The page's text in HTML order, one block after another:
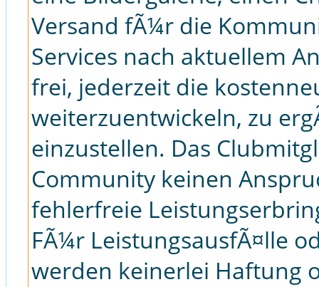
Versand fÃ¼r die
Services nach aktuellem
frei, jederzeit die
weiterzuentwickeln, zu
einzustellen. Das
Community keinen
fehlerfreie
FÃ¼r LeistungsausfÃ¤lle
werden keinerlei Haftung